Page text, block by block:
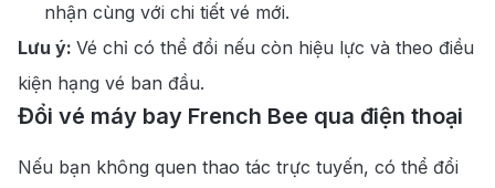
nhận cùng với chi tiết vé mới.
Lưu ý: Vé chỉ có thể đổi nếu còn hiệu lực và theo điều
kiện hạng vé ban đầu.
Đổi vé máy bay French Bee qua điện thoại
Nếu bạn không quen thao tác trực tuyến, có thể đổi